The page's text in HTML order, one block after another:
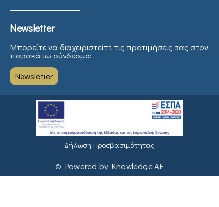
Newsletter
Μπορείτε να διαχειριστείτε τις προτιμήσεις σας στον
παρακάτω σύνδεσμο:
Newsletter
Δήλωση Προσβασιμότητας
© Powered by Knowledge AE